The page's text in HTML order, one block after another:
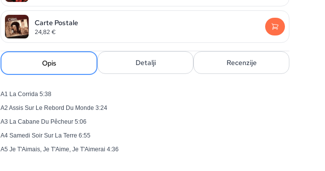
Carte Postale
24,82€
Opis Detalji Recenzije
A1 La Corrida 5:38
A2 Assis Sur Le Rebord Du Monde 3:24
A3 La Cabane Du Pêcheur 5:06
A4 Samedi Soir Sur La Terre 6:55
A5 Je T'Aimais, Je T'Aime, Je T'Aimerai 4:36